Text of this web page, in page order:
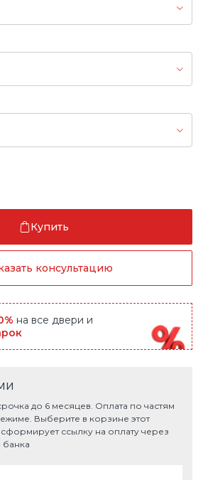
Купить
консультацию
на все двери и
до 6 месяцев. Оплата по частям
Выберите в корзине этот
ссылку на оплату через